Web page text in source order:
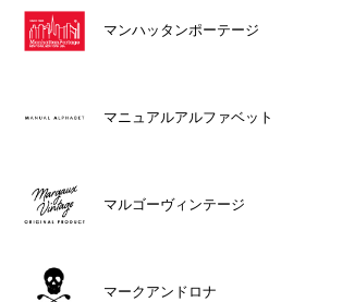
マンハッタンポーテージ
マニュアルアルファベット
マルゴーヴィンテージ
マークアンドロナ